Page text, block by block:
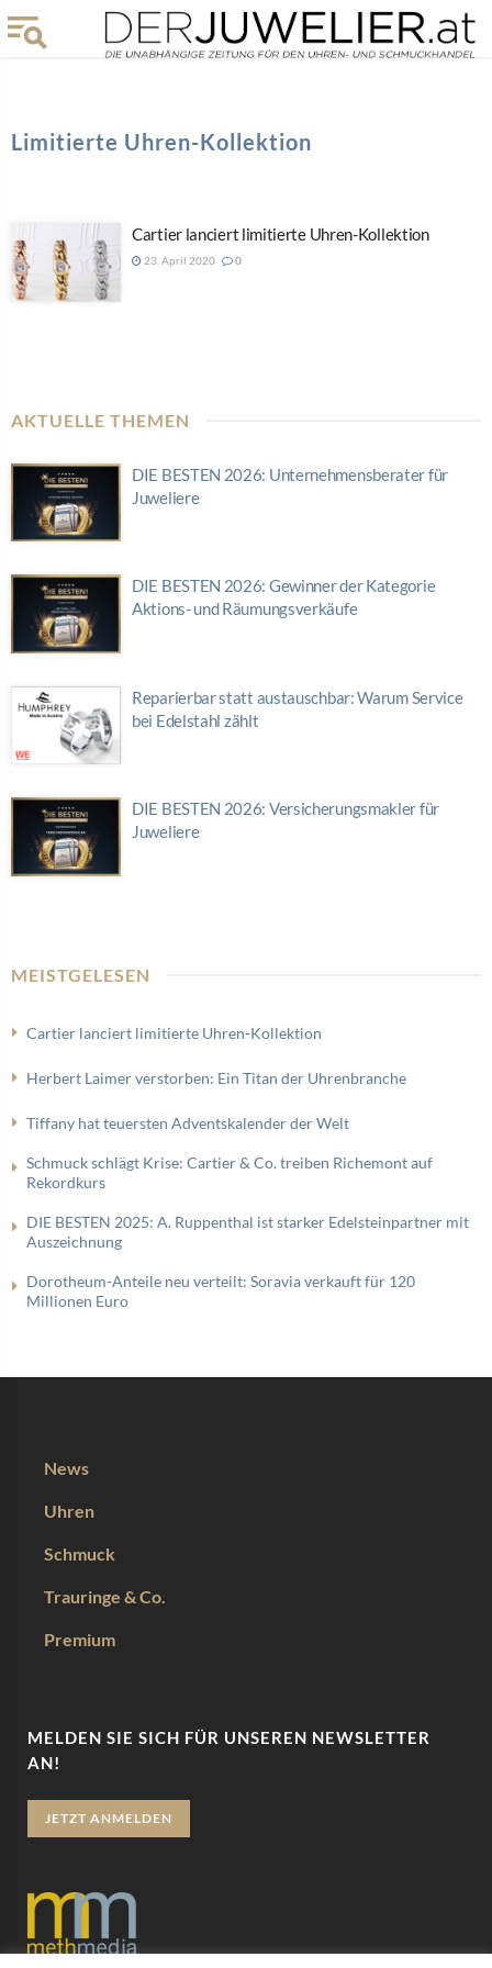
Limitierte Uhren-Kollektion
Cartier lanciert limitierte Uhren-Kollektion
23. April 2020 0
AKTUELLE THEMEN
DIE BESTEN 2026: Unternehmensberater für
Juweliere
DIE BESTEN 2026: Gewinner der Kategorie
Aktions- und Räumungsverkäufe
Reparierbar statt austauschbar: Warum Service
bei Edelstahl zählt
DIE BESTEN 2026: Versicherungsmakler für
Juweliere
MEISTGELESEN
Cartier lanciert limitierte Uhren-Kollektion
Herbert Laimer verstorben: Ein Titan der Uhrenbranche
Tiffany hat teuersten Adventskalender der Welt
Schmuck schlägt Krise: Cartier & Co. treiben Richemont auf
Rekordkurs
DIE BESTEN 2025: A. Ruppenthal ist starker Edelsteinpartner mit
Auszeichnung
Dorotheum-Anteile neu verteilt: Soravia verkauft für 120
Millionen Euro
News
Uhren
Schmuck
Trauringe & Co.
Premium
MELDEN SIE SICH FÜR UNSEREN NEWSLETTER
AN!
JETZT ANMELDEN